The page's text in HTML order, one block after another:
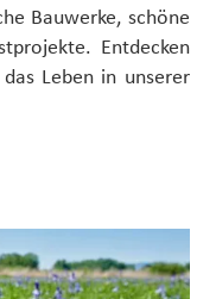
Bauwerke, schöne
Entdecken
Leben in unserer